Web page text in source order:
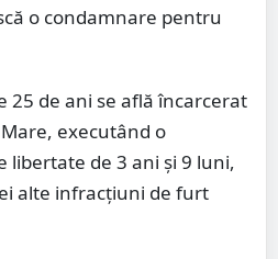
o condamnare pentru
de ani se află încarcerat
executând o
libertate de 3 ani și 9 luni,
alte infracțiuni de furt